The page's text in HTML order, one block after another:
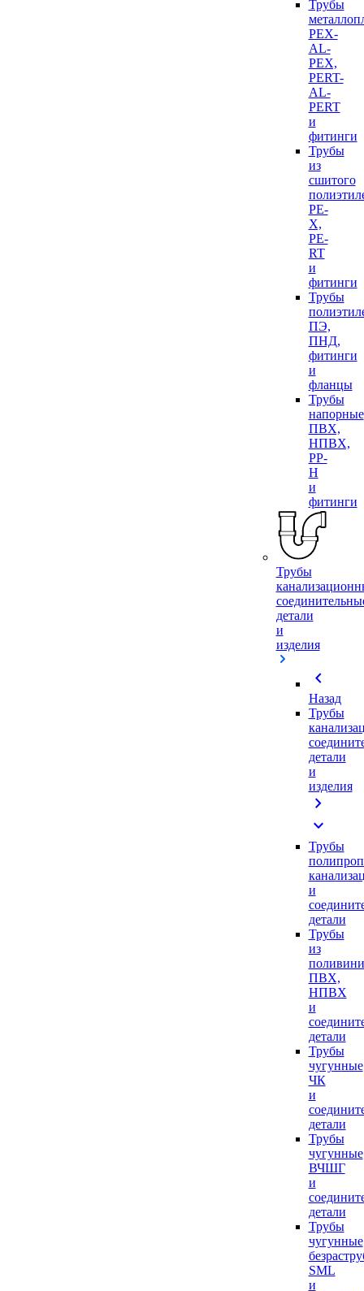
Трубы
PEX-
AL-
PEX,
PERT-
AL-
PERT
и
фитинги
Трубы
из
сшитого
PE-
X,
PE-
RT
и
фитинги
Трубы
ПЭ,
ПНД,
фитинги
и
фланцы
Трубы
напорные
ПВХ,
НПВХ,
PP-
H
и
фитинги
Трубы
детали
и
изделия
chevron_left
Назад
Трубы
детали
и
изделия
chevron_right
expand_more
Трубы
и
детали
Трубы
из
ПВХ,
НПВХ
и
детали
Трубы
чугунные
ЧК
и
детали
Трубы
чугунные
ВЧШГ
и
детали
Трубы
чугунные
SML
и